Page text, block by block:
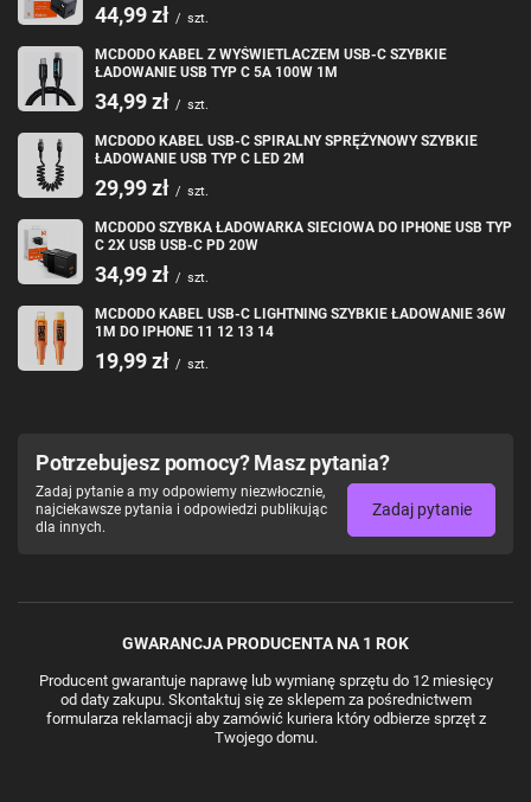
Etui na dłuuuugi czas
Etui zostało wykonane z wysokiej jakości materiału PU który jest odporny
na zapylenie i zachlapania. Dzięki temu wszystko co do niego schowasz
będzie bezpieczne.
System zamykania został wykonany z najwyższej jakości stali
nierdzewnej, dzięki czemu nie będzie się zacinał nawet po latach
używania.
44,99 zł / szt.
MCDODO KABEL Z WYŚWIETLACZEM USB-C SZYBKIE
ŁADOWANIE USB TYP C 5A 100W 1M
34,99 zł / szt.
MCDODO KABEL USB-C SPIRALNY SPRĘŻYNOWY SZYBKIE
ŁADOWANIE USB TYP C LED 2M
29,99 zł / szt.
MCDODO SZYBKA ŁADOWARKA SIECIOWA DO IPHONE USB TYP
C 2X USB USB-C PD 20W
34,99 zł / szt.
MCDODO KABEL USB-C LIGHTNING SZYBKIE ŁADOWANIE 36W
1M DO IPHONE 11 12 13 14
19,99 zł / szt.
Potrzebujesz pomocy? Masz pytania?
Zadaj pytanie a my odpowiemy niezwłocznie,
najciekawsze pytania i odpowiedzi publikując
dla innych.
Zadaj pytanie
GWARANCJA PRODUCENTA NA 1 ROK
Producent gwarantuje naprawę lub wymianę sprzętu do 12 miesięcy
od daty zakupu. Skontaktuj się ze sklepem za pośrednictwem
formularza reklamacji aby zamówić kuriera który odbierze sprzęt z
Twojego domu.